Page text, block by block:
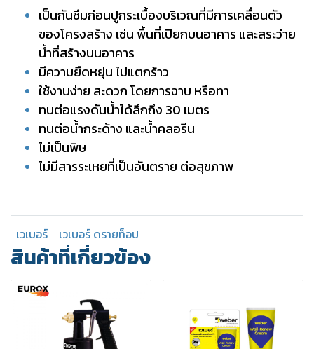
เป็นกันซึมก่อนปูกระเบื้องบริเวณที่มีการเคลื่อนตัว
ของโครงสร้าง เช่น พื้นที่เปียกบนอาคาร และสระว่าย
น้ำที่สร้างบนอาคาร
มีความยืดหยุ่น ไม่แตกร้าว
ใช้งานง่าย สะดวก โดยการฉาบ หรือทา
ทนต่อแรงดันน้ำได้ลึกถึง 30 เมตร
ทนต่อน้ำกระด้าง และน้ำคลอรีน
ไม่เป็นพิษ
ไม่มีสารระเหยที่เป็นอันตราย ต่อสุขภาพ
เวเบอร์ เวเบอร์ ดรายท็อป
สินค้าที่เกี่ยวข้อง